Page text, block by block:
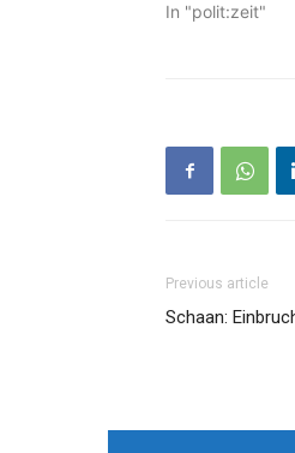
In "polit:zeit"
Previous article
Schaan: